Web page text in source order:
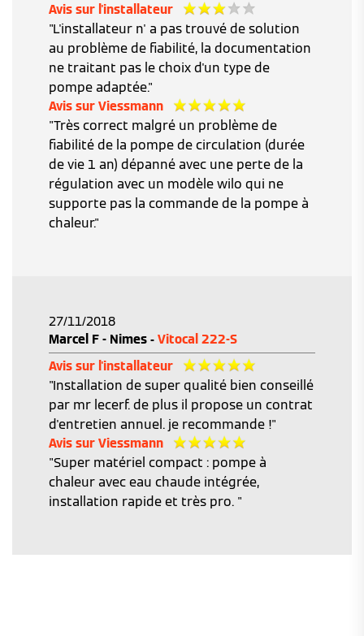
Avis sur l'installateur
"L'installateur n' a pas trouvé de solution
au problème de fiabilité, la documentation
ne traitant pas le choix d'un type de
pompe adaptée."
Avis sur Viessmann
"Très correct malgré un problème de
fiabilité de la pompe de circulation (durée
de vie 1 an) dépanné avec une perte de la
régulation avec un modèle wilo qui ne
supporte pas la commande de la pompe à
chaleur."
27/11/2018
Marcel F - Nimes - Vitocal 222-S
Avis sur l'installateur
"Installation de super qualité bien conseillé
par mr lecerf. de plus il propose un contrat
d'entretien annuel. je recommande !"
Avis sur Viessmann
"Super matériel compact : pompe à
chaleur avec eau chaude intégrée,
installation rapide et très pro. "